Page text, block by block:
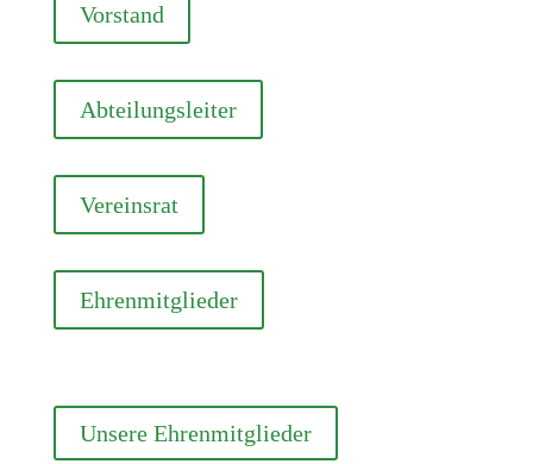
Vorstand
Abteilungsleiter
Vereinsrat
Ehrenmitglieder
Unsere Ehrenmitglieder